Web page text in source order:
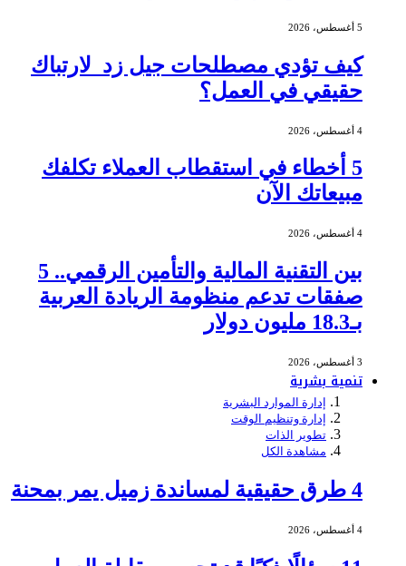
5 أغسطس، 2026
كيف تؤدي مصطلحات جيل زد لارتباك
حقيقي في العمل؟
4 أغسطس، 2026
5 أخطاء في استقطاب العملاء تكلفك
مبيعاتك الآن
4 أغسطس، 2026
بين التقنية المالية والتأمين الرقمي.. 5
صفقات تدعم منظومة الريادة العربية
بـ18.3 مليون دولار
3 أغسطس، 2026
تنمية بشرية
إدارة الموارد البشرية
إدارة وتنظيم الوقت
تطوير الذات
مشاهدة الكل
4 طرق حقيقية لمساندة زميل يمر بمحنة
4 أغسطس، 2026